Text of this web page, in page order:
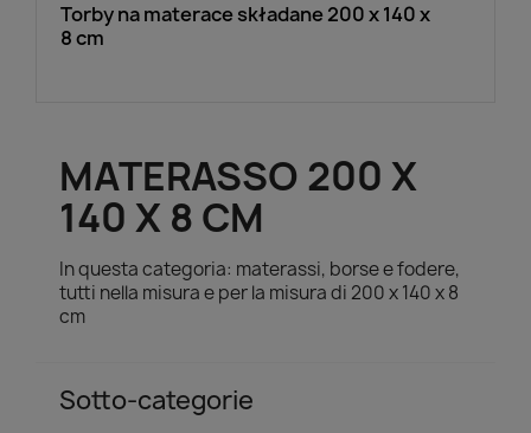
Torby na materace składane 200 x 140 x
8 cm
MATERASSO 200 X
140 X 8 CM
In questa categoria: materassi, borse e fodere,
tutti nella misura e per la misura di 200 x 140 x 8
cm
Sotto-categorie